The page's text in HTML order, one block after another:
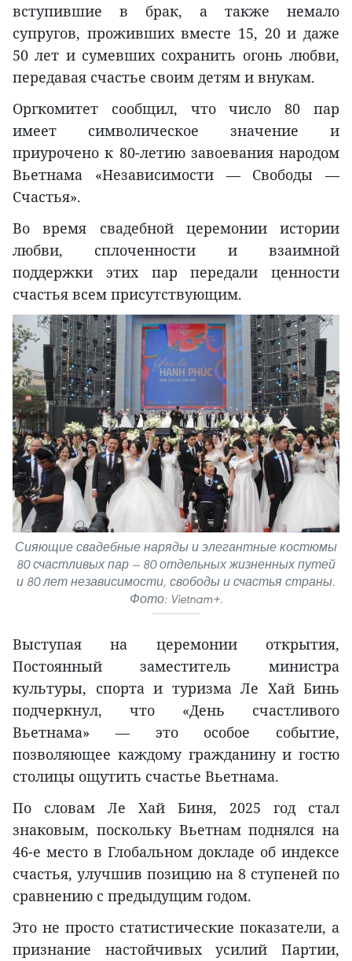
вступившие в брак, а также немало
супругов, проживших вместе 15, 20 и даже
50 лет и сумевших сохранить огонь любви,
передавая счастье своим детям и внукам.
Оргкомитет сообщил, что число 80 пар
имеет символическое значение и
приурочено к 80-летию завоевания народом
Вьетнама «Независимости — Свободы —
Счастья».
Во время свадебной церемонии истории
любви, сплоченности и взаимной
поддержки этих пар передали ценности
счастья всем присутствующим.
Сияющие свадебные наряды и элегантные костюмы
80 счастливых пар — 80 отдельных жизненных путей
и 80 лет независимости, свободы и счастья страны.
Фото: Vietnam+.
Выступая на церемонии открытия,
Постоянный заместитель министра
культуры, спорта и туризма Ле Хай Бинь
подчеркнул, что «День счастливого
Вьетнама» — это особое событие,
позволяющее каждому гражданину и гостю
столицы ощутить счастье Вьетнама.
По словам Ле Хай Биня, 2025 год стал
знаковым, поскольку Вьетнам поднялся на
46-е место в Глобальном докладе об индексе
счастья, улучшив позицию на 8 ступеней по
сравнению с предыдущим годом.
Это не просто статистические показатели, а
признание настойчивых усилий Партии,